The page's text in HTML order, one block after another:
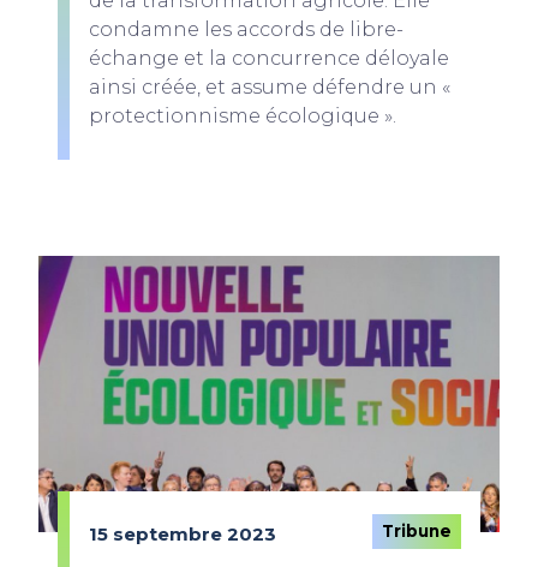
condamne les accords de libre-
échange et la concurrence déloyale
ainsi créée, et assume défendre un «
protectionnisme écologique ».
15 septembre 2023 Tribune